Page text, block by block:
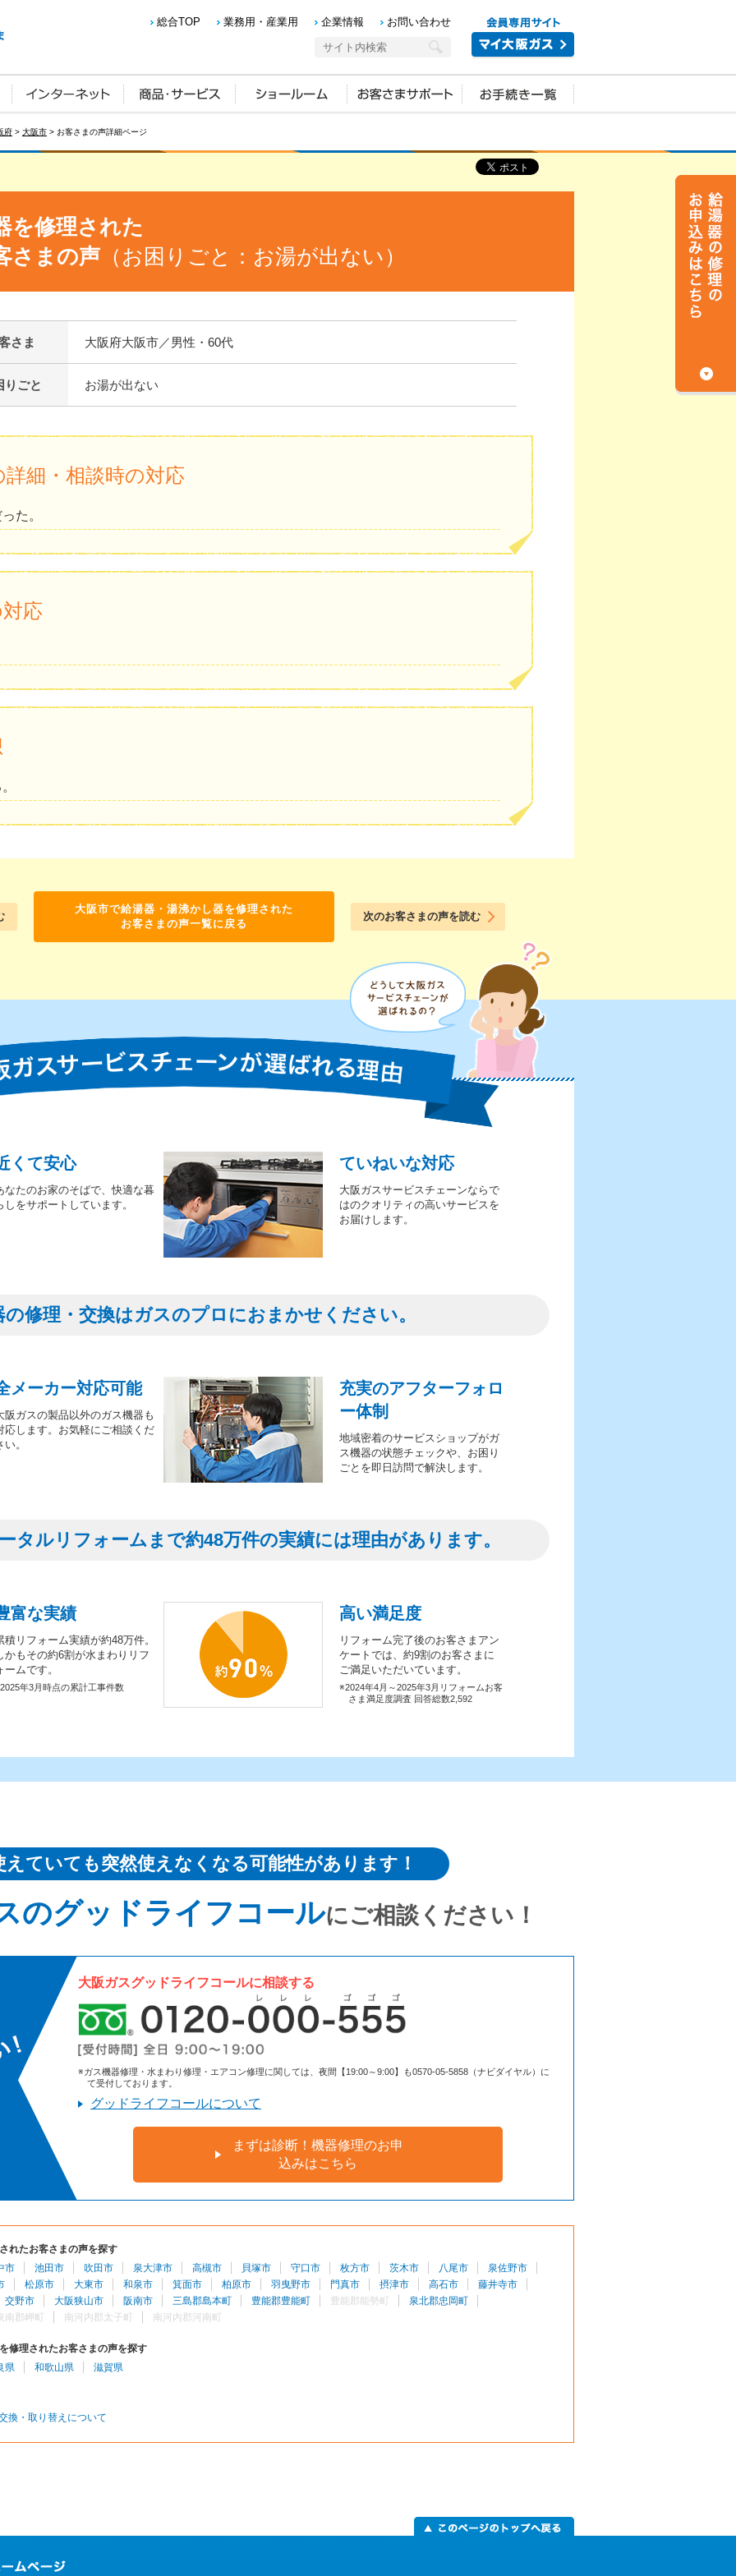
総合TOP 業務用・産業用 企業情報 お問い合わせ
府 > 大阪市 > お客さまの声詳細ページ
を修理された
さまの声 （お困りごと：お湯が出ない）
さま 大阪府大阪市／男性・60代
りごと お湯が出ない
細・相談時の対応
た。
応
大阪市で給湯器・湯沸かし器を修理された
お客さまの声一覧に戻る
次のお客さまの声を読む
くて安心
なたのお家のそばで、快適な暮
しをサポートしています。
ていねいな対応
大阪ガスサービスチェーンならで
はのクオリティの高いサービスを
お届けします。
の修理・交換はガスのプロにおまかせください。
メーカー対応可能
阪ガスの製品以外のガス機器も
応します。お気軽にご相談くだ
い。
充実のアフターフォロ
ー体制
地域密着のサービスショップがガ
ス機器の状態チェックや、お困り
ごとを即日訪問で解決します。
タルリフォームまで約48万件の実績には理由があります。
富な実績
積リフォーム実績が約48万件。
かもその約6割が水まわりリフ
ームです。
年3月時点の累計工事件数
高い満足度
リフォーム完了後のお客さまアン
ケートでは、約9割のお客さまに
ご満足いただいています。
※2024年4月～2025年3月リフォームお客
さま満足度調査 回答総数2,592
えていても突然使えなくなる可能性があります！
のグッドライフコールにご相談ください！
大阪ガスグッドライフコールに相談する
※ガス機器修理・水まわり修理・エアコン修理に関しては、夜間【19:00～9:00】も0570-05-5858（ナビダイヤル）に
て受付しております。
グッドライフコールについて
まずは診断！機器修理のお申
込みはこちら
れたお客さまの声を探す
市
池田市 吹田市 泉大津市 高槻市 貝塚市 守口市 枚方市 茨木市 八尾市
泉佐野市
松原市 大東市 和泉市 箕面市 柏原市 羽曳野市 門真市 摂津市 高石市
藤井寺市
交野市
大阪狭山市 阪南市 三島郡島本町 豊能郡豊能町 豊能郡能勢町
泉北郡忠岡町
南郡岬町
南河内郡太子町 南河内郡河南町
修理されたお客さまの声を探す
県
和歌山県 滋賀県
換・取り替えについて